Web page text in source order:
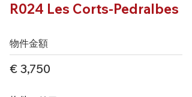
R024 Les Corts-Pedralbes
物件金額
€ 3,750